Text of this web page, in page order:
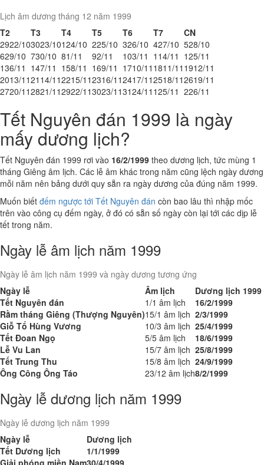
Lịch âm dương tháng 12 năm 1999
T2
T3 T4 T5 T6 T7
CN
2922/103023/10124/10 225/10 326/10 427/10 528/10
629/10 730/10 81/11 92/11 103/11 114/11 125/11
136/11 147/11 158/11 169/11 1710/11 1811/11 1912/11
2013/1121 14/112215/112316/112417/112518/112619/11
2720/112821/112922/113023/113124/11 125/11 226/11
Tết Nguyên đán 1999 là ngày
mấy dương lịch?
Tết Nguyên đán 1999 rơi vào 16/2/1999 theo dương lịch, tức mùng 1
tháng Giêng âm lịch. Các lễ âm khác trong năm cũng lệch ngày dương
mỗi năm nên bảng dưới quy sẵn ra ngày dương của đúng năm 1999.
Muốn biết đếm ngược tới Tết Nguyên đán còn bao lâu thì nhập mốc
trên vào công cụ đếm ngày, ở đó có sẵn số ngày còn lại tới các dịp lễ
tết trong năm.
Ngày lễ âm lịch năm 1999
Ngày lễ âm lịch năm 1999 và ngày dương tương ứng
Ngày lễ
Âm lịch
Dương lịch 1999
Tết Nguyên đán
1/1 âm lịch
16/2/1999
Rằm tháng Giêng (Thượng Nguyên)15/1 âm lịch 2/3/1999
Giỗ Tổ Hùng Vương
10/3 âm lịch 25/4/1999
Tết Đoan Ngọ
5/5 âm lịch
18/6/1999
Lễ Vu Lan
15/7 âm lịch 25/8/1999
Tết Trung Thu
15/8 âm lịch 24/9/1999
Ông Công Ông Táo
23/12 âm lịch8/2/1999
Ngày lễ dương lịch năm 1999
Ngày lễ dương lịch năm 1999
Ngày lễ
Dương lịch
Tết Dương lịch
1/1/1999
Giải phóng miền Nam30/4/1999